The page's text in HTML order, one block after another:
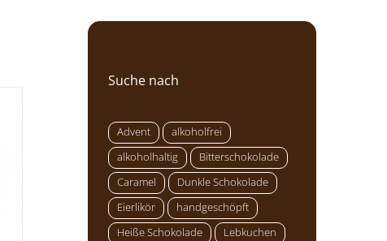
Suche nach
Advent
alkoholfrei
alkoholhaltig
Bitterschokolade
Caramel
Dunkle Schokolade
Eierlikör
handgeschöpft
Heiße Schokolade
Lebkuchen